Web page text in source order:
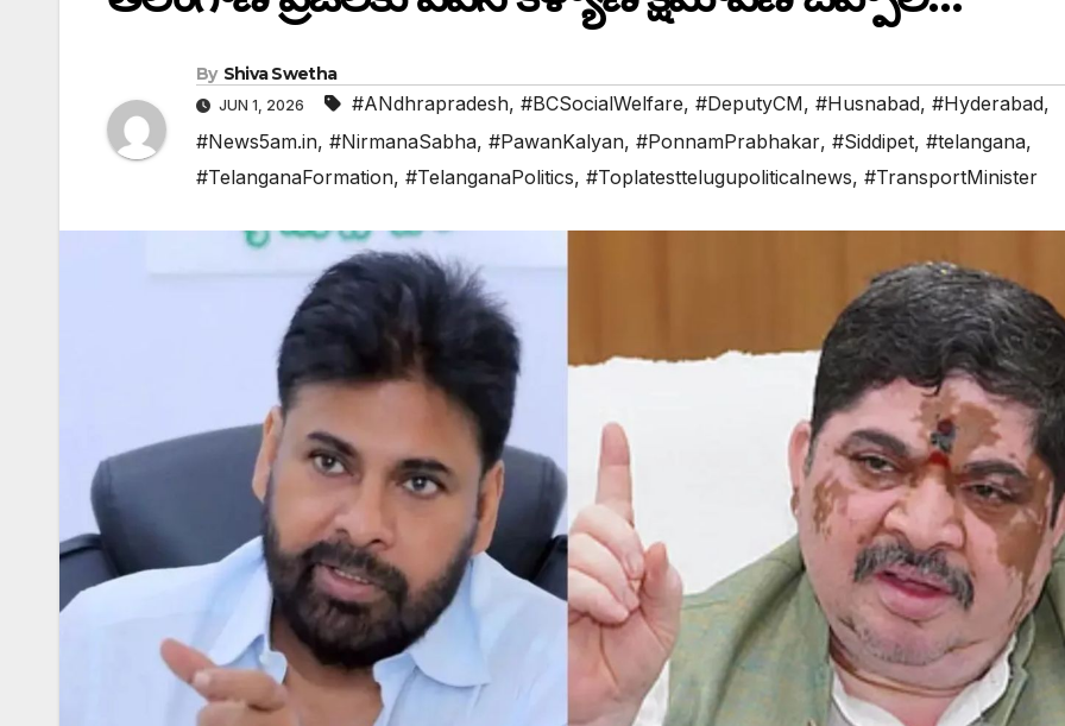
By Shiva Swetha
JUN 1, 2026 #ANdhrapradesh, #BCSocialWelfare, #DeputyCM, #Husnabad, #Hyderabad,
#News5am.in, #NirmanaSabha, #PawanKalyan, #PonnamPrabhakar, #Siddipet, #telangana,
#TelanganaFormation, #TelanganaPolitics, #Toplatesttelugupoliticalnews, #TransportMinister